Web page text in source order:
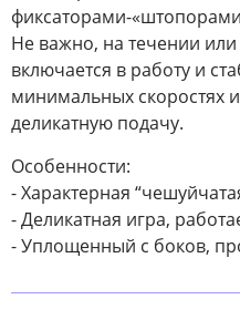
фиксаторами-
Не важно, на течении
включается в работу и
минимальных скоростях
деликатную подачу.
Особенности:
- Характерная
- Деликатная игра,
- Уплощенный с боков,